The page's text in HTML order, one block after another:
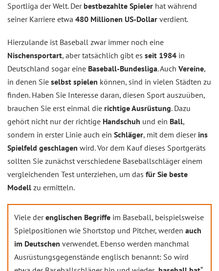
Sportliga der Welt. Der bestbezahlte Spieler hat während
seiner Karriere etwa 480 Millionen US-Dollar verdient.
Hierzulande ist Baseball zwar immer noch eine
Nischensportart, aber tatsächlich gibt es seit 1984 in
Deutschland sogar eine Baseball-Bundesliga. Auch Vereine,
in denen Sie selbst spielen können, sind in vielen Städten zu
finden. Haben Sie Interesse daran, diesen Sport auszuüben,
brauchen Sie erst einmal die richtige Ausrüstung. Dazu
gehört nicht nur der richtige Handschuh und ein Ball,
sondern in erster Linie auch ein Schläger, mit dem dieser ins
Spielfeld geschlagen wird. Vor dem Kauf dieses Sportgeräts
sollten Sie zunächst verschiedene Baseballschläger einem
vergleichenden Test unterziehen, um das für Sie beste
Modell zu ermitteln.
Viele derenglischen Begriffe im Baseball, beispielsweise
Spielpositionen wie Shortstop und Pitcher, werden auch
im Deutschen verwendet. Ebenso werden manchmal
Ausrüstungsgegenstände englisch benannt: So wird